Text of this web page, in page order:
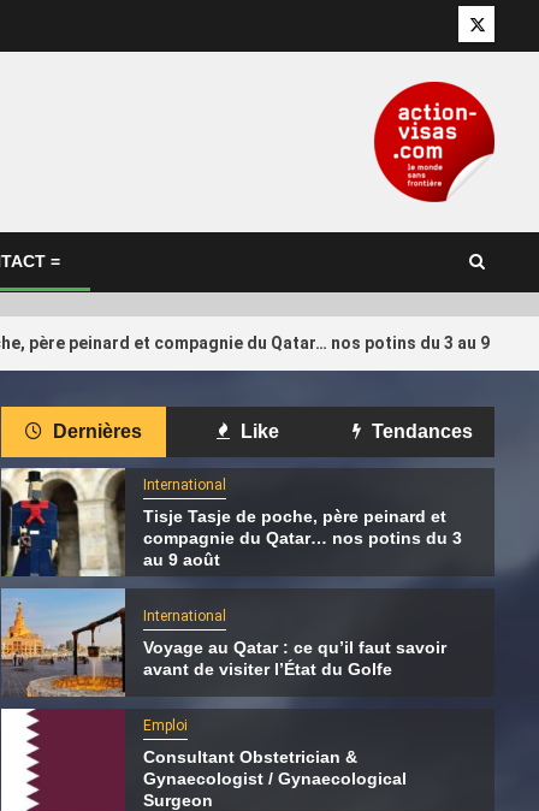
Twitter
=
père peinard et compagnie du Qatar… nos potins du 3 au 9 août
et
4
International
Le Hamas transférerait une partie
de ses opérations du Qatar vers la
Turquie
Dernières Like Tendances
International
Tisje Tasje de poche, père peinard et
compagnie du Qatar… nos potins du 3
au 9 août
International
Voyage au Qatar : ce qu’il faut savoir
avant de visiter l’État du Golfe
Emploi
Consultant Obstetrician &
Gynaecologist / Gynaecological
Surgeon